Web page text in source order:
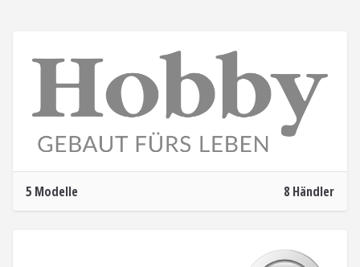
5 Modelle 8 Händler